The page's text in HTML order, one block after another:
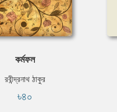
কর্মফল
রবীন্দ্রনাথ ঠাকুর
৳৪০